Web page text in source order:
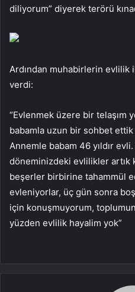
diliyorum” diyerek terörü
Ardından muhabirlerin evlilik
verdi:
“Evlenmek üzere bir telaşım
babamla uzun bir sohbet
Annemle babam 46 yıldır
döneminizdeki evlilikler artık
beşerler birbirine tahammül
evleniyorlar, üç gün sonra
için konuşmuyorum,
yüzden evlilik hayalim yok”